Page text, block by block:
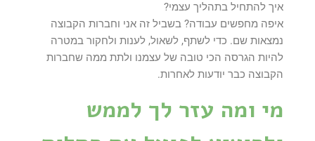
איך להתחיל בתהליך עצמי?
איפה מחפשים עבודה? בשביל זה אני וחברות הקבוצה
נמצאות שם. כדי לשתף, לשאול, לענות ולחקור במטרה
להיות הגרסה הכי טובה של עצמנו ולתת ממה שחברות
הקבוצה כבר יודעות לאחרות.
מי ומה עזר לך לממש